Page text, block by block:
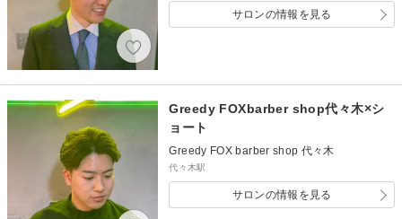
サロンの情報を見る
Greedy FOXbarber shop代々木×シ
ョート
Greedy FOX barber shop 代々木
代々木駅
サロンの情報を見る